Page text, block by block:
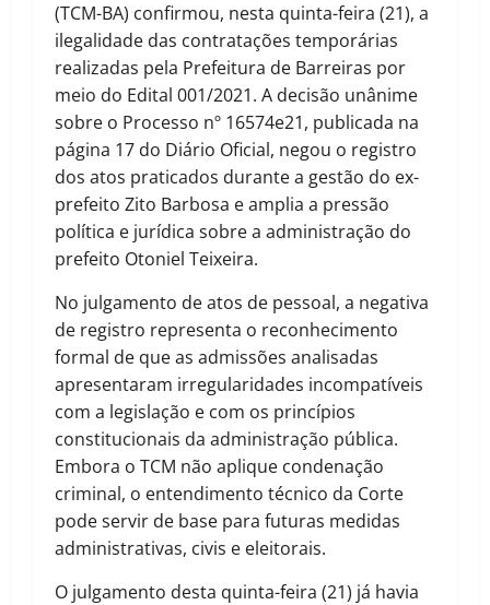
(TCM-BA) confirmou, nesta quinta-feira (21), a
ilegalidade das contratações temporárias
realizadas pela Prefeitura de Barreiras por
meio do Edital 001/2021. A decisão unânime
sobre o Processo nº 16574e21, publicada na
página 17 do Diário Oficial, negou o registro
dos atos praticados durante a gestão do ex-
prefeito Zito Barbosa e amplia a pressão
política e jurídica sobre a administração do
prefeito Otoniel Teixeira.
No julgamento de atos de pessoal, a negativa
de registro representa o reconhecimento
formal de que as admissões analisadas
apresentaram irregularidades incompatíveis
com a legislação e com os princípios
constitucionais da administração pública.
Embora o TCM não aplique condenação
criminal, o entendimento técnico da Corte
pode servir de base para futuras medidas
administrativas, civis e eleitorais.
O julgamento desta quinta-feira (21) já havia